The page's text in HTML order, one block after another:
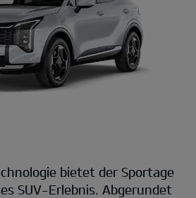
bietet der Sportage
SUV-Erlebnis. Abgerundet